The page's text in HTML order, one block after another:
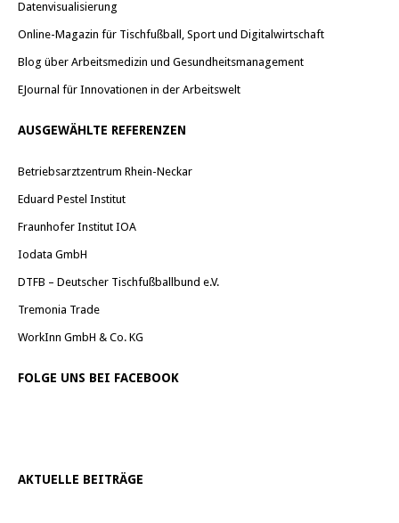
Datenvisualisierung
Online-Magazin für Tischfußball, Sport und Digitalwirtschaft
Blog über Arbeitsmedizin und Gesundheitsmanagement
EJournal für Innovationen in der Arbeitswelt
AUSGEWÄHLTE REFERENZEN
Betriebsarztzentrum Rhein-Neckar
Eduard Pestel Institut
Fraunhofer Institut IOA
Iodata GmbH
DTFB – Deutscher Tischfußballbund e.V.
Tremonia Trade
WorkInn GmbH & Co. KG
FOLGE UNS BEI FACEBOOK
AKTUELLE BEITRÄGE